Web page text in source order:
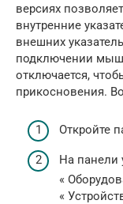
версиях
внутренние
внешних
подключении
отключается,
прикосновения.
Откройте
На панели
«
«